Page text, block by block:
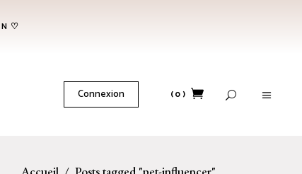
♡
Connexion (0)
No products in the cart.